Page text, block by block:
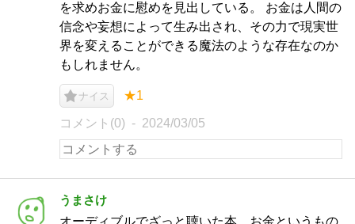
を求めお金に慰めを見出している。 お金は人間の
信念や妄想によって生み出され、その力で現実世
界を変えることができる魔法のような存在なのか
もしれません。
ナイス ★1
コメント(0) 2024/03/05
うまさけ
オーディブルでざっと聴いた本。お金というもの